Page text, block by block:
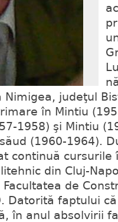
judeţul
în Mintiu
1958) şi Mintiu
(1960-1964).
continuă cursurile
din Cluj-
Facultatea de
Datorită faptului
în anul absolvirii